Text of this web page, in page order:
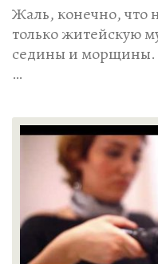
Жаль, конечно, что
только житейскую
седины и морщины.
…